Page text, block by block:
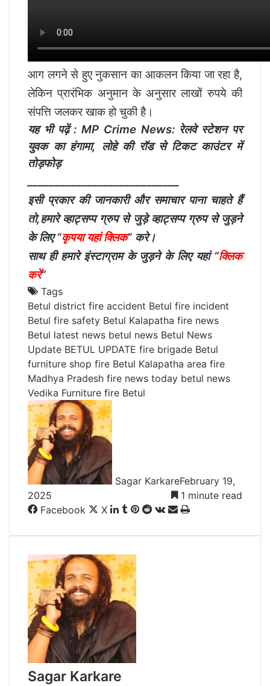
आग लगने से हुए नुकसान का आकलन किया जा रहा है,
लेकिन प्रारंभिक अनुमान के अनुसार लाखों रुपये की
संपत्ति जलकर खाक हो चुकी है।
यह भी पढ़ें :MP Crime News: रेलवे स्टेशन पर
युवक का हंगामा, लोहे की रॉड से टिकट काउंटर में
तोड़फोड़
इसी प्रकार की जानकारी और समाचार पाना चाहते हैं
तो,हमारे व्हाट्सप्प ग्रुप से जुड़े व्हाट्सप्प ग्रुप से जुड़ने
के लिए “कृपया यहां क्लिक” करे।
साथ ही हमारे इंस्टाग्राम के जुड़ने के लिए यहां “क्लिक
करें“
Tags
Betul district fire accident Betul fire incident
Betul fire safety Betul Kalapatha fire news
Betul latest news betul news Betul News
Update BETUL UPDATE fire brigade Betul
furniture shop fire Betul Kalapatha area fire
Madhya Pradesh fire news today betul news
Vedika Furniture fire Betul
Sagar KarkareFebruary 19,
2025
1 minute read
Facebook
X
L
n
k
e
d
I
n
T
m
b
l
r
P
n
R
d
V
o
S
a i
Sagar Karkare